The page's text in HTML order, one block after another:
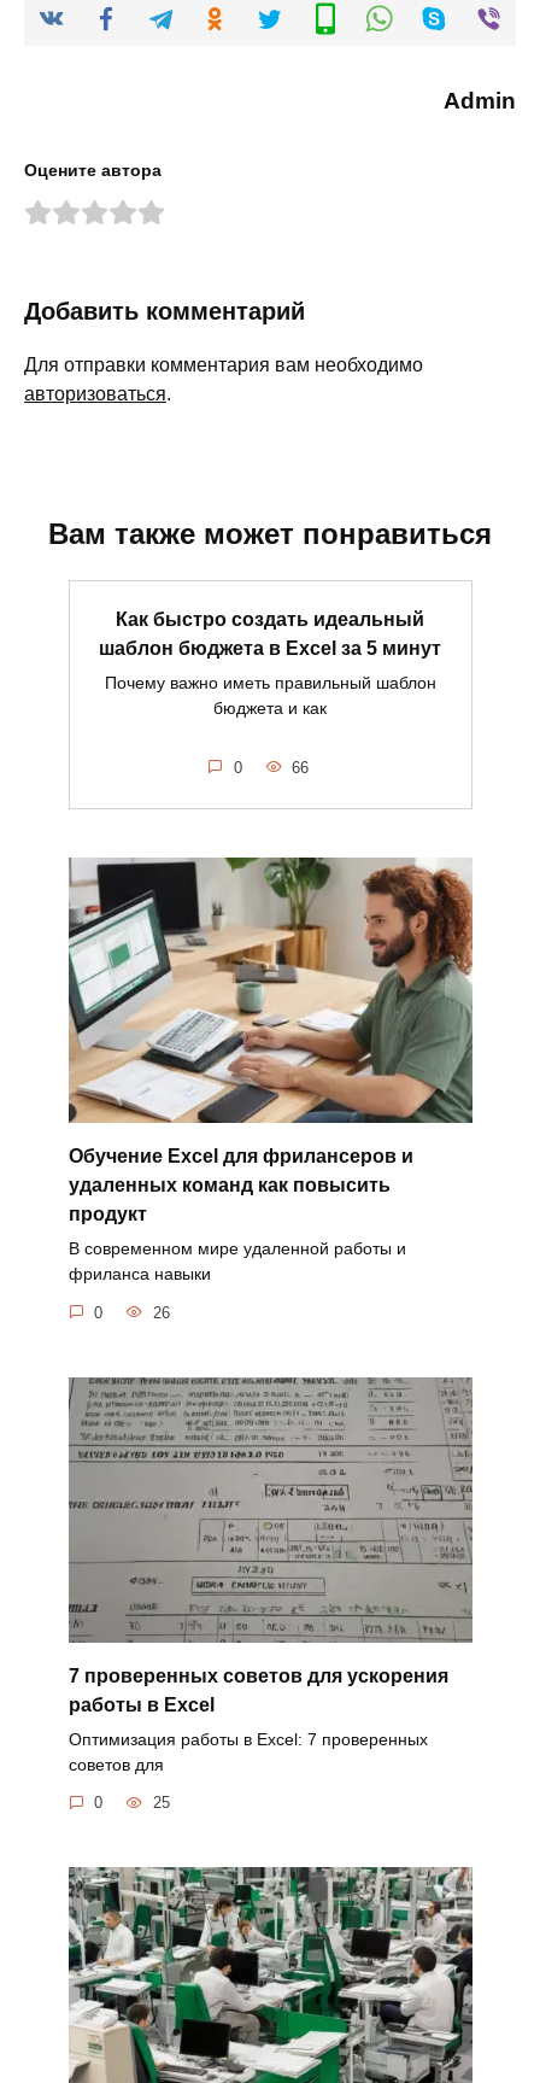
Admin
Оцените автора
Добавить комментарий
Для отправки комментария вам необходимо
авторизоваться.
Вам также может понравиться
Как быстро создать идеальный
шаблон бюджета в Excel за 5 минут
Почему важно иметь правильный шаблон
бюджета и как
0 66
Обучение Excel для фрилансеров и
удаленных команд как повысить
продукт
В современном мире удаленной работы и
фриланса навыки
0 26
7 проверенных советов для ускорения
работы в Excel
Оптимизация работы в Excel: 7 проверенных
советов для
0 25